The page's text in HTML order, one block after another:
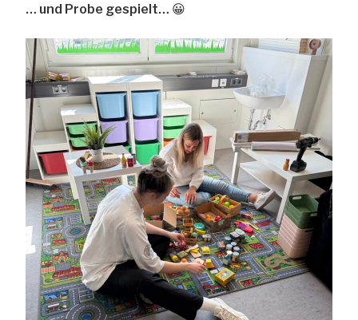
… und Probe gespielt… 😀